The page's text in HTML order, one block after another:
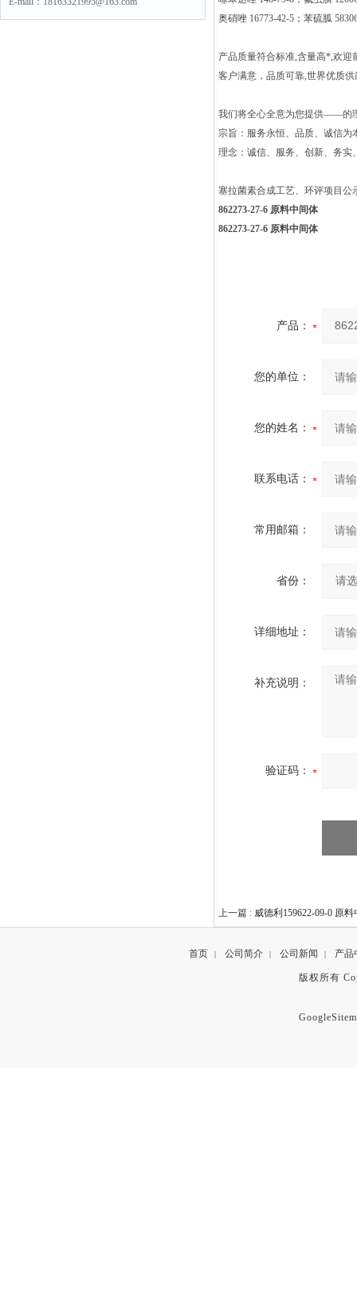
奥硝唑 16773-42-5；苯硫胍
产品质量符合标准,含量高*,欢迎
客户满意，品质可靠,世界优质
我们将全心全意为您提供——的
宗旨：服务永恒、品质、诚信
理念：诚信、服务、创新、务实
塞拉菌素合成工艺、环评项目公
862273-27-6 原料中间体
862273-27-6 原料中间体
产品：
您的单位：
您的姓名：
联系电话：
常用邮箱：
省份：
详细地址：
补充说明：
验证码：
上一篇 : 威德利159622-09-0 原
首页 | 公司简介 | 公司新闻 | 产品
版权所有